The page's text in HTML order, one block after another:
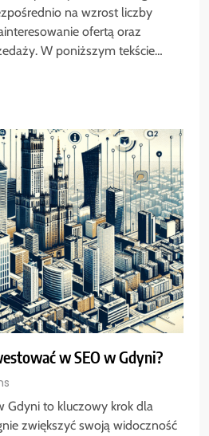
na wzrost liczby
ofertą oraz
W poniższym tekście…
w SEO w Gdyni?
Gdyni to kluczowy krok dla
zwiększyć swoją widoczność